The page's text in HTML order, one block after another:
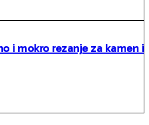
i mokro rezanje za kamen i